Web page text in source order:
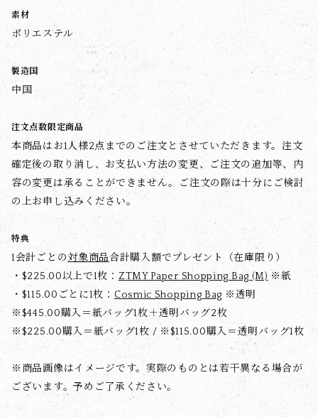
素材
ポリエステル
製造国
中国
注文点数限定商品
本商品はお1人様2点までのご注文とさせていただきます。注文
確定後の取り消し、お支払い方法の変更、ご注文の追加等、内
容の変更は承ることができません。ご注文の際は十分にご検討
の上お申し込みください。
特典
1会計ごとの対象商品合計購入額でプレゼント（在庫限り）
・$‌225.00以上で1枚： ZTMY Paper Shopping Bag (M) ※紙
・$‌115.00ごとに1枚： Cosmic Shopping Bag ※透明
※$‌445.00購入＝紙バッグ1枚＋透明バッグ2枚
※$‌225.00購入＝紙バッグ1枚 / ※$‌115.00購入＝透明バッグ1枚
※商品画像はイメージです。実際のものとは若干異なる場合が
ございます。予めご了承ください。